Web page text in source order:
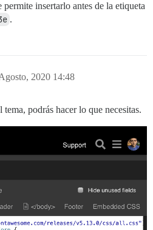
insertarlo antes de la etiqueta
.
2020 14:48
podrás hacer lo que necesitas.